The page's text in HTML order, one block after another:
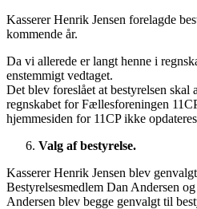
Kasserer Henrik Jensen forelagde
kommende år.
Da vi allerede er langt henne i
enstemmigt vedtaget.
Det blev foreslået at bestyrelsen skal
regnskabet for Fællesforeningen
hjemmesiden for 11CP ikke
Valg af bestyrelse.
Kasserer Henrik Jensen blev
Bestyrelsesmedlem Dan Andersen
Andersen blev begge genvalgt til